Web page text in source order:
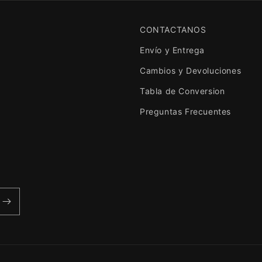
CONTACTANOS
Envío y Entrega
Cambios y Devoluciones
Tabla de Conversion
Preguntas Frecuentes